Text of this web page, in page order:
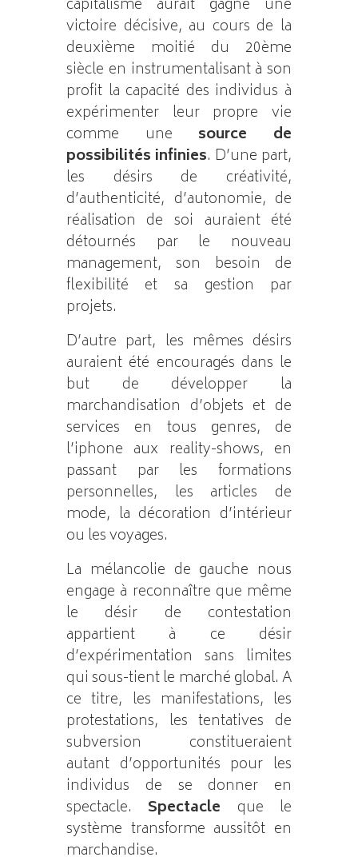
capitalisme aurait gagné une
victoire décisive, au cours de la
deuxième moitié du 20ème
siècle en instrumentalisant à son
profit la capacité des individus à
expérimenter leur propre vie
comme une source de
possibilités infinies. D’une part,
les désirs de créativité,
d’authenticité, d’autonomie, de
réalisation de soi auraient été
détournés par le nouveau
management, son besoin de
flexibilité et sa gestion par
projets.
D’autre part, les mêmes désirs
auraient été encouragés dans le
but de développer la
marchandisation d’objets et de
services en tous genres, de
l’iphone aux reality-shows, en
passant par les formations
personnelles, les articles de
mode, la décoration d’intérieur
ou les voyages.
La mélancolie de gauche nous
engage à reconnaître que même
le désir de contestation
appartient à ce désir
d’expérimentation sans limites
qui sous-tient le marché global. A
ce titre, les manifestations, les
protestations, les tentatives de
subversion constitueraient
autant d’opportunités pour les
individus de se donner en
spectacle. Spectacle que le
système transforme aussitôt en
marchandise.